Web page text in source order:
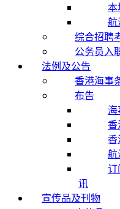
本
航
综合招聘
公务员入
法例及公告
香港海事
布告
航
订
讯
宣传品及刊物